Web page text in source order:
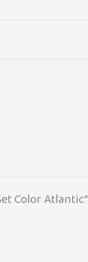
Color Atlantic”